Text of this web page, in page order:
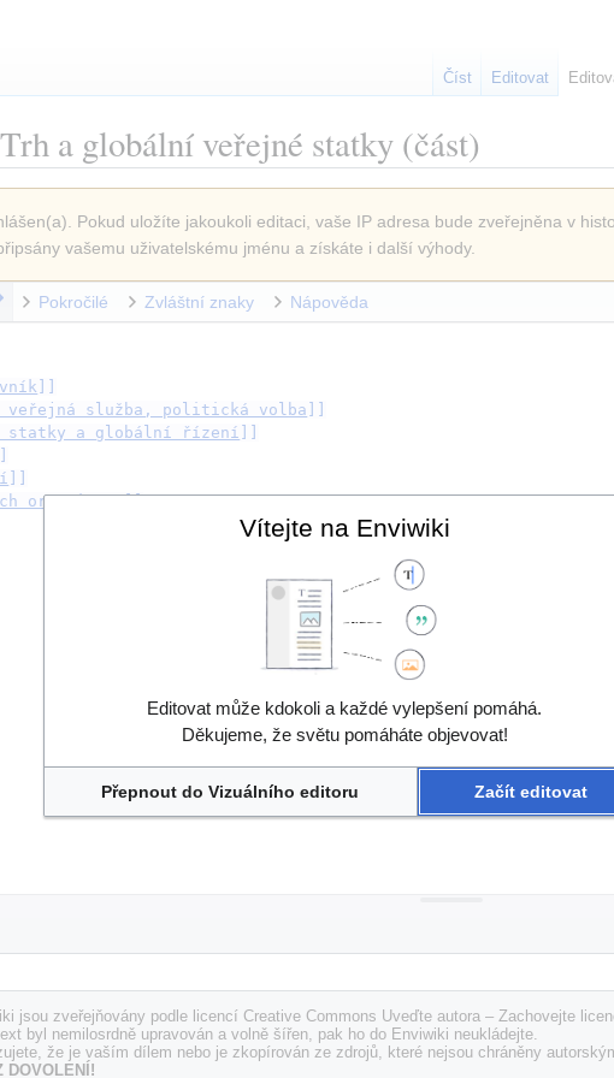
Trh a globální veřejné statky (část)
Pokud uložíte jakoukoli editaci, vaše IP adresa bude zveřejněna v
vašemu uživatelskému jménu a získáte i další výhody.
Pokročilé Zvláštní znaky Nápověda
veřejná služba, politická volba
statky a globální řízení
organizací]]
jsou zveřejňovány podle licencí Creative Commons Uveďte autora – Zachovejte
byl nemilosrdně upravován a volně šířen, pak ho do Enviwiki neukládejte.
že je vaším dílem nebo je zkopírován ze zdrojů, které nejsou chráněny
DOVOLENÍ!
Číst Editovat
Vítejte na Enviwiki
Editovat může kdokoli a každé vylepšení pomáhá.
Děkujeme, že světu pomáháte objevovat!
Přepnout do Vizuálního editoru Začít editovat